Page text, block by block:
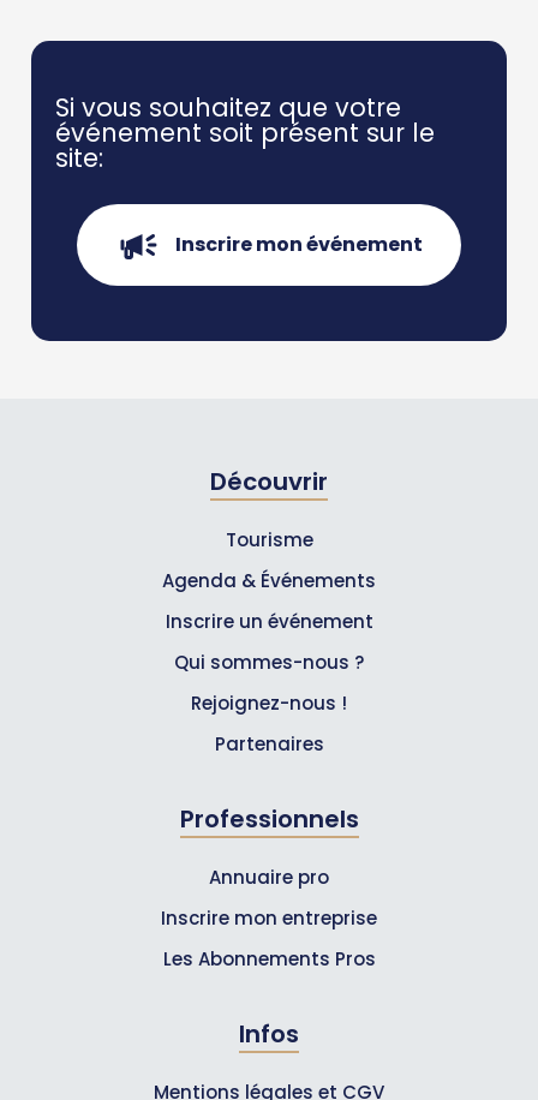
Si vous souhaitez que votre
événement soit présent sur le
site:
Inscrire mon événement
Découvrir
Tourisme
Agenda & Événements
Inscrire un événement
Qui sommes-nous ?
Rejoignez-nous !
Partenaires
Professionnels
Annuaire pro
Inscrire mon entreprise
Les Abonnements Pros
Infos
Mentions légales et CGV